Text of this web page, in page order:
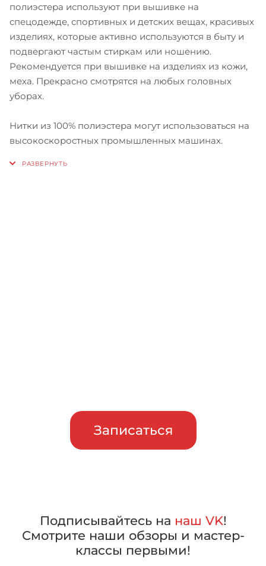
полиэстера используют при вышивке на
спецодежде, спортивных и детских вещах, красивых
изделиях, которые активно используются в быту и
подвергают частым стиркам или ношению.
Рекомендуется при вышивке на изделиях из кожи,
меха. Прекрасно смотрятся на любых головных
уборах.
Нитки из 100% полиэстера могут использоваться на
высокоскоростных промышленных машинах.
Записаться
Подписывайтесь на наш VK!
Смотрите наши обзоры и мастер-
классы первыми!